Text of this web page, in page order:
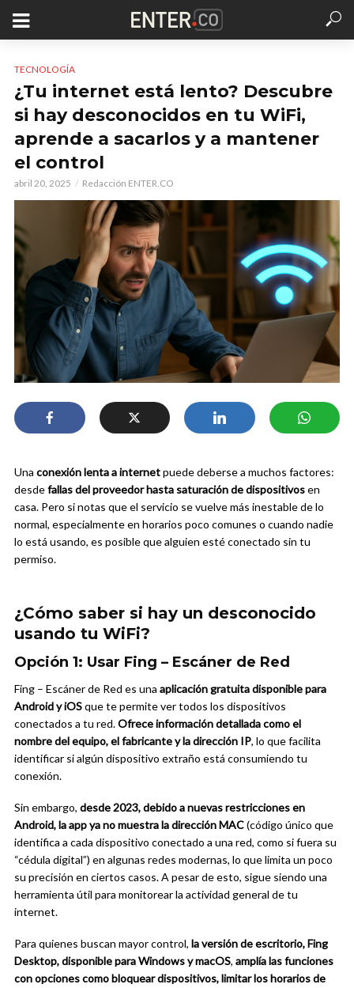
TECNOLOGÍA
¿Tu internet está lento? Descubre
si hay desconocidos en tu WiFi,
aprende a sacarlos y a mantener
el control
abril 20, 2025 Redacción ENTER.CO
Una conexión lenta a internetpuede deberse a muchos factores:
desdefallas del proveedor hasta saturación de dispositivosen
casa. Pero si notas que el servicio se vuelve más inestable de lo
normal, especialmente en horarios poco comunes o cuando nadie
lo está usando, es posible que alguien esté conectado sin tu
permiso.
¿Cómo saber si hay un desconocido
usando tu WiFi?
Opción 1: Usar Fing – Escáner de Red
Fing – Escáner de Red es una aplicación gratuita disponible para
Android y iOSque te permite ver todos los dispositivos
conectados a tu red.Ofrece información detallada como el
nombre del equipo, el fabricante y la dirección IP, lo que facilita
identificar si algún dispositivo extraño está consumiendo tu
conexión.
Sin embargo, desde 2023, debido a nuevas restricciones en
Android, la app ya no muestra la dirección MAC(código único que
identifica a cada dispositivo conectado a una red, como si fuera su
“cédula digital”) en algunas redes modernas, lo que limita un poco
su precisión en ciertos casos. A pesar de esto, sigue siendo una
herramienta útil para monitorear la actividad general de tu
internet.
Para quienes buscan mayor control, la versión de escritorio, Fing
Desktop, disponible para Windows y macOS, amplía las funciones
con opciones como bloquear dispositivos, limitar los horarios de